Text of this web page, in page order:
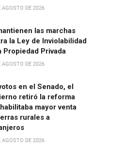
AGOSTO DE 2026
las marchas
la Ley de Inviolabilidad
Propiedad Privada
AGOSTO DE 2026
en el Senado, el
retiró la reforma
mayor venta
rurales a
AGOSTO DE 2026